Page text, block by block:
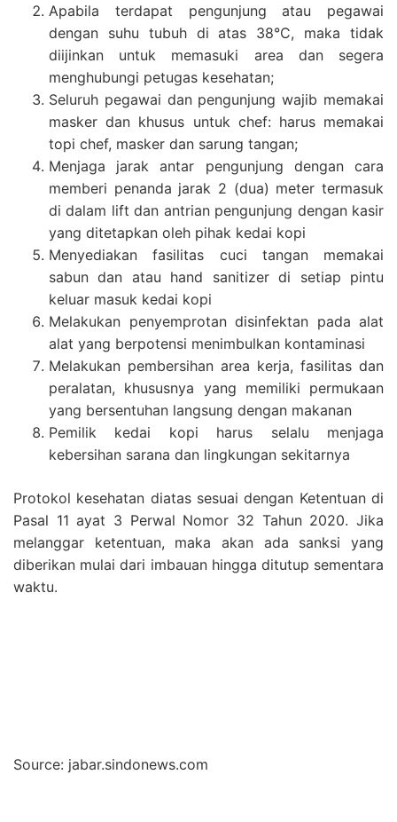
Apabila terdapat pengunjung atau pegawai
dengan suhu tubuh di atas 38°C, maka tidak
diijinkan untuk memasuki area dan segera
menghubungi petugas kesehatan;
Seluruh pegawai dan pengunjung wajib memakai
masker dan khusus untuk chef: harus memakai
topi chef, masker dan sarung tangan;
Menjaga jarak antar pengunjung dengan cara
memberi penanda jarak 2 (dua) meter termasuk
di dalam lift dan antrian pengunjung dengan kasir
yang ditetapkan oleh pihak kedai kopi
Menyediakan fasilitas cuci tangan memakai
sabun dan atau hand sanitizer di setiap pintu
keluar masuk kedai kopi
Melakukan penyemprotan disinfektan pada alat
alat yang berpotensi menimbulkan kontaminasi
Melakukan pembersihan area kerja, fasilitas dan
peralatan, khususnya yang memiliki permukaan
yang bersentuhan langsung dengan makanan
Pemilik kedai kopi harus selalu menjaga
kebersihan sarana dan lingkungan sekitarnya
Protokol kesehatan diatas sesuai dengan Ketentuan di
Pasal 11 ayat 3 Perwal Nomor 32 Tahun 2020. Jika
melanggar ketentuan, maka akan ada sanksi yang
diberikan mulai dari imbauan hingga ditutup sementara
waktu.
Source: jabar.sindonews.com